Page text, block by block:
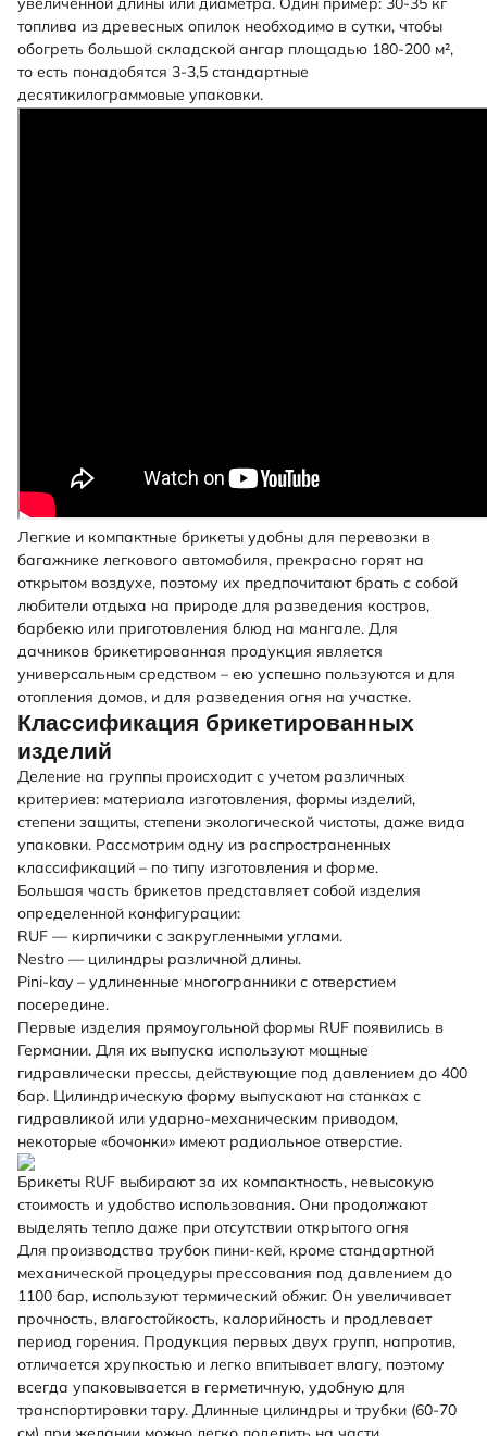
топлива из древесных опилок необходимо в сутки, чтобы
обогреть большой складской ангар площадью 180-200 м²,
то есть понадобятся 3-3,5 стандартные
десятикилограммовые упаковки.
Легкие и компактные брикеты удобны для перевозки в
багажнике легкового автомобиля, прекрасно горят на
открытом воздухе, поэтому их предпочитают брать с собой
любители отдыха на природе для разведения костров,
барбекю или приготовления блюд на мангале. Для
дачников брикетированная продукция является
универсальным средством – ею успешно пользуются и для
отопления домов, и для разведения огня на участке.
Классификация брикетированных
изделий
Деление на группы происходит с учетом различных
критериев: материала изготовления, формы изделий,
степени защиты, степени экологической чистоты, даже вида
упаковки. Рассмотрим одну из распространенных
классификаций – по типу изготовления и форме.
Большая часть брикетов представляет собой изделия
определенной конфигурации:
RUF — кирпичики с закругленными углами.
Nestro — цилиндры различной длины.
Pini-kay – удлиненные многогранники с отверстием
посередине.
Первые изделия прямоугольной формы RUF появились в
Германии. Для их выпуска используют мощные
гидравлически прессы, действующие под давлением до 400
бар. Цилиндрическую форму выпускают на станках с
гидравликой или ударно-механическим приводом,
некоторые «бочонки» имеют радиальное отверстие.
Брикеты RUF выбирают за их компактность, невысокую
стоимость и удобство использования. Они продолжают
выделять тепло даже при отсутствии открытого огня
Для производства трубок пини-кей, кроме стандартной
механической процедуры прессования под давлением до
1100 бар, используют термический обжиг. Он увеличивает
прочность, влагостойкость, калорийность и продлевает
период горения. Продукция первых двух групп, напротив,
отличается хрупкостью и легко впитывает влагу, поэтому
всегда упаковывается в герметичную, удобную для
транспортировки тару. Длинные цилиндры и трубки (60-70